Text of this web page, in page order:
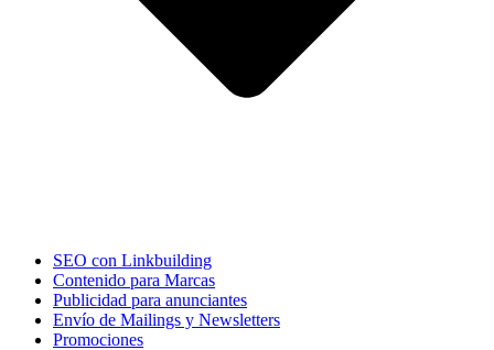
SEO con Linkbuilding
Contenido para Marcas
Publicidad para anunciantes
Envío de Mailings y Newsletters
Promociones